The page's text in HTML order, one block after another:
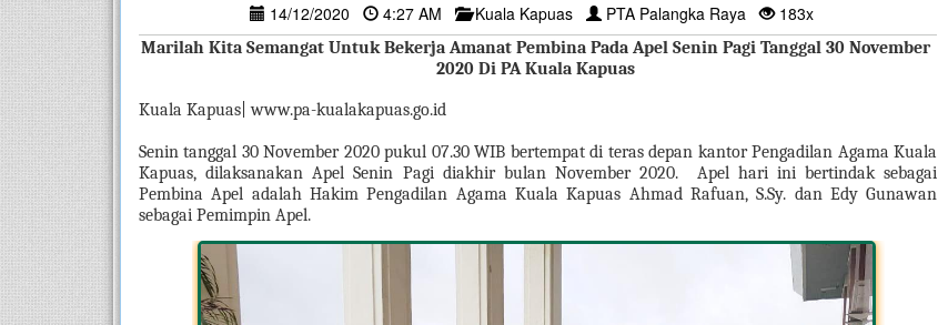
14/12/2020 4:27 AM Kuala Kapuas PTA Palangka Raya 183x
Marilah Kita Semangat Untuk Bekerja Amanat Pembina Pada Apel Senin Pagi Tanggal 30 November
2020 Di PA Kuala Kapuas
Kuala Kapuas| www.pa-kualakapuas.go.id
Senin tanggal 30 November 2020 pukul 07.30 WIB bertempat di teras depan kantor Pengadilan Agama Kuala
Kapuas, dilaksanakan Apel Senin Pagi diakhir bulan November 2020.  Apel hari ini bertindak sebagai
Pembina Apel adalah Hakim Pengadilan Agama Kuala Kapuas Ahmad Rafuan, S.Sy. dan Edy Gunawan
sebagai Pemimpin Apel.